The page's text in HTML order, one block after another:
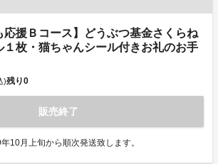
応援Ｂコース】どうぶつ基金さくらね
１枚・猫ちゃんシール付きお礼のお手
)残り0
販売終了
10月上旬から順次発送致します。